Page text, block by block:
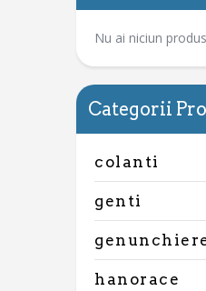
Nu ai niciun
Categorii
colanti
genti
hanorace